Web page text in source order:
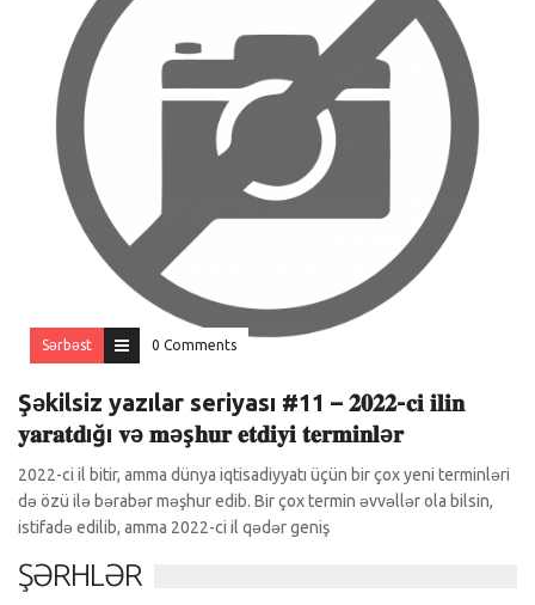
Sərbəst 0 Comments
Şəkilsiz yazılar seriyası #11 – 𝟐𝟎𝟐𝟐-𝐜𝐢 𝐢𝐥𝐢𝐧
𝐲𝐚𝐫𝐚𝐭𝐝ığı 𝐯ə 𝐦əş𝐡𝐮𝐫 𝐞𝐭𝐝𝐢𝐲𝐢 𝐭𝐞𝐫𝐦𝐢𝐧𝐥ə𝐫
2022-ci il bitir, amma dünya iqtisadiyyatı üçün bir çox yeni terminləri
də özü ilə bərabər məşhur edib. Bir çox termin əvvəllər ola bilsin,
istifadə edilib, amma 2022-ci il qədər geniş
ŞƏRHLƏR